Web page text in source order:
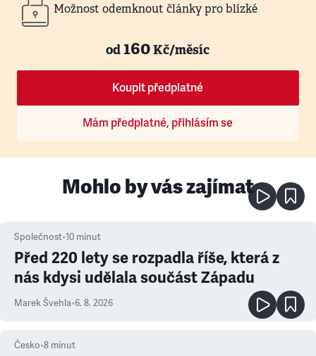
Možnost odemknout články pro blízké
od160Kč/měsíc
Koupit předplatné
Mám předplatné, přihlásím se
Mohlo by vás zajímat
Společnost•10 minut
Před 220 lety se rozpadla říše, která z
nás kdysi udělala součást Západu
Marek Švehla•6. 8. 2026
Česko•8 minut